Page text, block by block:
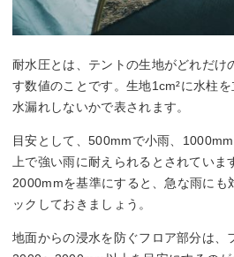
耐水圧とは、テントの生地がどれだけ
す数値のことです。生地1cm²に水柱
水漏れしないかで表されます。
目安として、500mmで小雨、
上で強い雨に耐えられるとされてい
2000mmを基準にすると、急な雨にも
ックしておきましょう。
地面からの浸水を防ぐフロア部分は、